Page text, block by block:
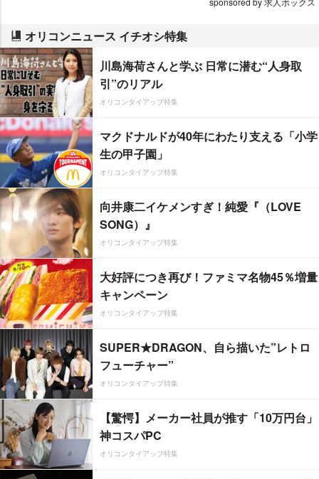
オリコンニュース イチオシ特集
川島海荷さんと学ぶ 日常に潜む“人身取
引”のリアル
オリコンタイアップ特集
マクドナルドが40年にわたり支える「小学
生の甲子園」
オリコンタイアップ特集
向井康二イケメンすぎ！純愛『（LOVE
SONG）』
オリコンタイアップ特集
大好評につき再び！ファミマ名物45％増量
キャンペーン
オリコンタイアップ特集
SUPER★DRAGON、自ら描いた”レトロ
フューチャー”
オリコンタイアップ特集
【驚愕】メーカー社員が推す「10万円台」
神コスパPC
オリコンタイアップ特集